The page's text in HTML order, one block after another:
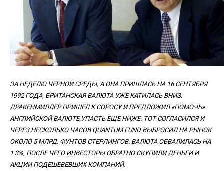
ЗА НЕДЕЛЮ ЧЕРНОЙ СРЕДЫ, А ОНА ПРИШЛАСЬ НА 16 СЕНТЯБРЯ
1992 ГОДА, БРИТАНСКАЯ ВАЛЮТА УЖЕ КАТИЛАСЬ ВНИЗ.
ДРАКЕНМИЛЛЕР ПРИШЕЛ К СОРОСУ И ПРЕДЛОЖИЛ «ПОМОЧЬ»
АНГЛИЙСКОЙ ВАЛЮТЕ УПАСТЬ ЕЩЕ НИЖЕ. ТОТ СОГЛАСИЛСЯ И
ЧЕРЕЗ НЕСКОЛЬКО ЧАСОВ QUANTUM FUND ВЫБРОСИЛ НА РЫНОК
ОКОЛО 5 МЛРД. ФУНТОВ СТЕРЛИНГОВ. ВАЛЮТА ОБВАЛИЛАСЬ НА
1.3%, ПОСЛЕ ЧЕГО ИНВЕСТОРЫ ОБРАТНО СКУПИЛИ ДЕНЬГИ И
АКЦИИ ПОДЕШЕВЕВШИХ КОМПАНИЙ.